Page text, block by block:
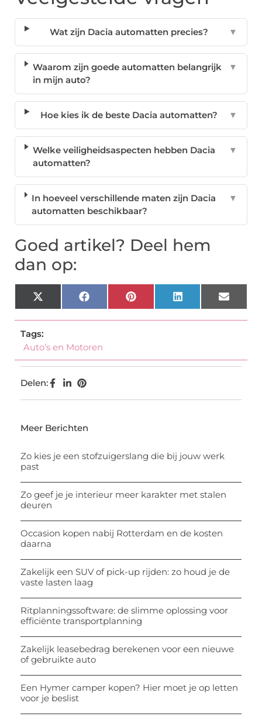
Wat zijn Dacia automatten precies? ▼
Waarom zijn goede automatten belangrijk
in mijn auto?
▼
Hoe kies ik de beste Dacia automatten? ▼
Welke veiligheidsaspecten hebben Dacia
automatten?
▼
In hoeveel verschillende maten zijn Dacia
automatten beschikbaar?
▼
Goed artikel? Deel hem
dan op:
X
(Twitter)
FacebookPinterest LinkedIn Email
Tags:
Auto’s en Motoren
Delen:
Meer Berichten
Zo kies je een stofzuigerslang die bij jouw werk
past
Zo geef je je interieur meer karakter met stalen
deuren
Occasion kopen nabij Rotterdam en de kosten
daarna
Zakelijk een SUV of pick-up rijden: zo houd je de
vaste lasten laag
Ritplanningssoftware: de slimme oplossing voor
efficiënte transportplanning
Zakelijk leasebedrag berekenen voor een nieuwe
of gebruikte auto
Een Hymer camper kopen? Hier moet je op letten
voor je beslist